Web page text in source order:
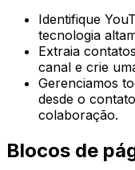
Identifique
tecnologia
Extraia
canal e crie
Gerenciamos
desde o
colaboração.
Blocos de